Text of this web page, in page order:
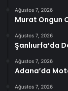
Ağustos 7, 2026
Murat Ongun
Ağustos 7, 2026
Şanlıurfa’da
Ağustos 7, 2026
Adana’da
Ağustos 7, 2026